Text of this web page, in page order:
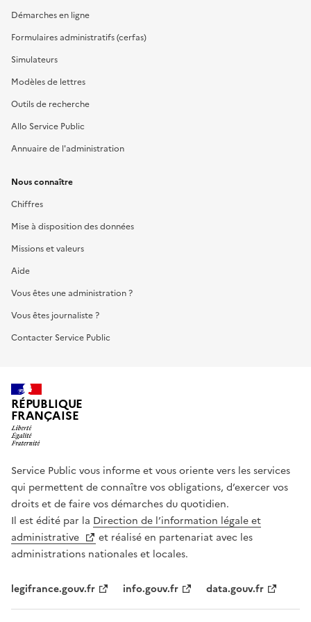
Démarches en ligne
Formulaires administratifs (cerfas)
Simulateurs
Modèles de lettres
Outils de recherche
Allo Service Public
Annuaire de l'administration
Nous connaître
Chiffres
Mise à disposition des données
Missions et valeurs
Aide
Vous êtes une administration ?
Vous êtes journaliste ?
Contacter Service Public
RÉPUBLIQUE
FRANÇAISE
Service Public vous informe et vous oriente vers les services
qui permettent de connaître vos obligations, d’exercer vos
droits et de faire vos démarches du quotidien.
Il est édité par la Direction de l’information légale et
administrative
et réalisé en partenariat avec les
administrations nationales et locales.
legifrance.gouv.fr info.gouv.fr data.gouv.fr